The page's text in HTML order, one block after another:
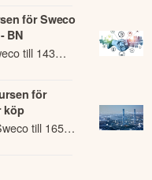
för Sweco
BN
till 143
för
köp
till 165